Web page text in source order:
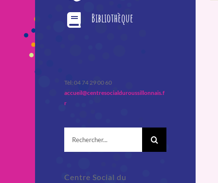
Bibliothèque
Tèl: 04 74 29 00 60
accueil@centresocialduroussillonnais.f
r
Centre Social du